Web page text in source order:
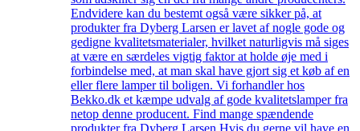
Endvidere kan du bestemt også være sikker på, at
produkter fra Dyberg Larsen er lavet af nogle gode og
gedigne kvalitetsmaterialer, hvilket naturligvis må siges
at være en særdeles vigtig faktor at holde øje med i
forbindelse med, at man skal have gjort sig et køb af en
eller flere lamper til boligen. Vi forhandler hos
Bekko.dk et kæmpe udvalg af gode kvalitetslamper fra
netop denne producent. Find mange spændende
produkter fra Dyberg Larsen Hvis du gerne vil have en